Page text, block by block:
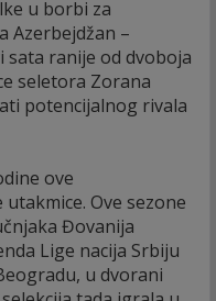
u borbi za
Azerbejdžan –
sata ranije od dvoboja
seletora Zorana
potencijalnog rivala
ove
Ove sezone
Đovanija
Lige nacija Srbiju
u dvorani